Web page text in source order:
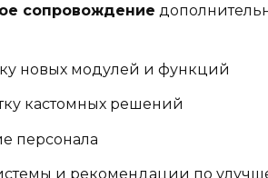
сопровождение
новых модулей и функций
кастомных решений
персонала
и рекомендации по